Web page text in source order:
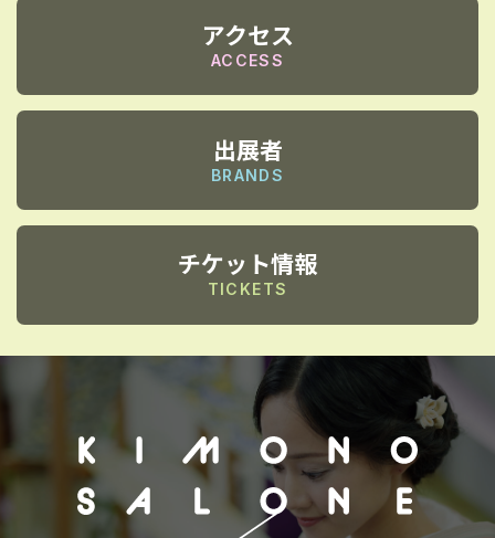
アクセス
ACCESS
出展者
BRANDS
チケット情報
TICKETS